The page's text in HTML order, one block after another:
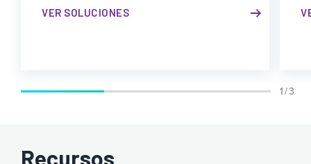
VER SOLUCIONES
1 / 3
Recursos